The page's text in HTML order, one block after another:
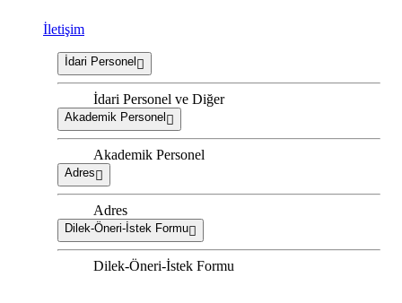
İletişim
İdari Personel
İdari Personel ve Diğer
Akademik Personel
Akademik Personel
Adres
Adres
Dilek-Öneri-İstek Formu
Dilek-Öneri-İstek Formu